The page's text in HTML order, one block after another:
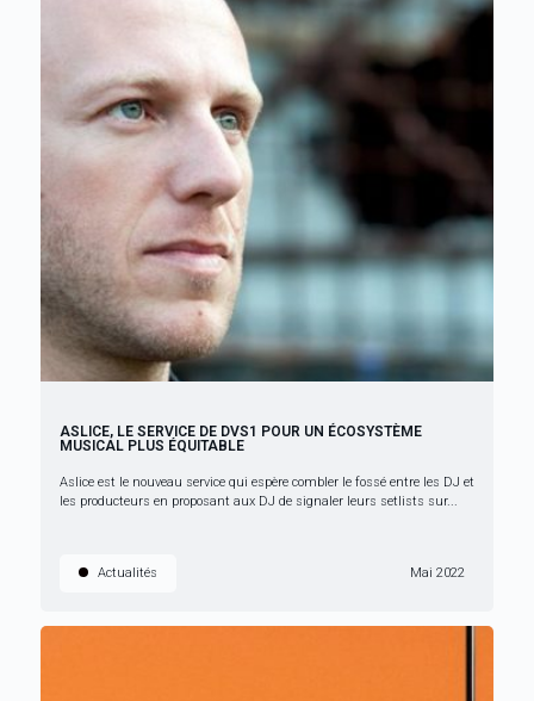
ASLICE, LE SERVICE DE DVS1 POUR UN ÉCOSYSTÈME
MUSICAL PLUS ÉQUITABLE
Aslice est le nouveau service qui espère combler le fossé entre les DJ et
les producteurs en proposant aux DJ de signaler leurs setlists sur...
Actualités Mai 2022